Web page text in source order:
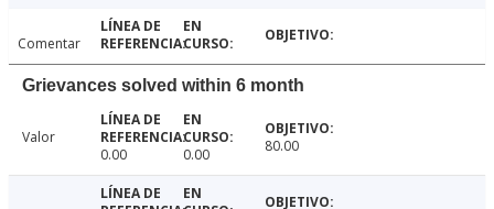
Comentar
Grievances solved within 6 month
Valor
0.00
0.00 80.00